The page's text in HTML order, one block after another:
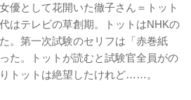
優として花開いた徹子さん＝トット
はテレビの草創期。トットはNHKの
。第一次試験のセリフは「赤巻紙
た。トットが読むと試験官全員がの
トットは絶望したけれど……。